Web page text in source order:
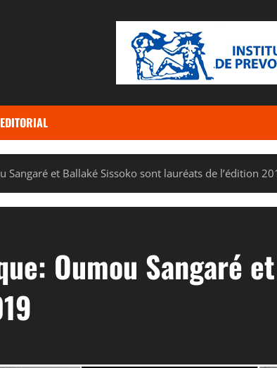
EDITORIAL
Sangaré et Ballaké Sissoko sont lauréats de l’édition
Oumou Sangaré